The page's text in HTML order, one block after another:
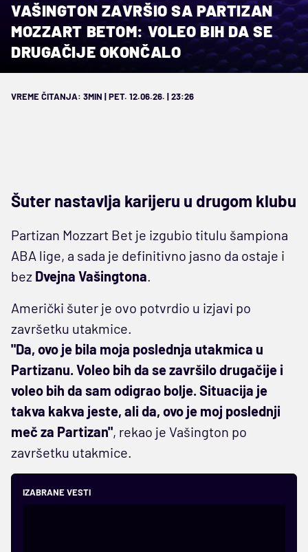
VAŠINGTON ZAVRŠIO SA PARTIZAN
MOZZART BETOM: VOLEO BIH DA SE
DRUGAČIJE OKONČALO
VREME ČITANJA: 3MIN | PET. 12.06.26. | 23:26
Šuter nastavlja karijeru u drugom klubu
Partizan Mozzart Bet je izgubio titulu šampiona
ABA lige, a sada je definitivno jasno da ostaje i
bez Dvejna Vašingtona.
Američki šuter je ovo potvrdio u izjavi po
završetku utakmice.
"Da, ovo je bila moja poslednja utakmica u
Partizanu. Voleo bih da se završilo drugačije i
voleo bih da sam odigrao bolje. Situacija je
takva kakva jeste, ali da, ovo je moj poslednji
meč za Partizan", rekao je Vašington po
završetku utakmice.
IZABRANE VESTI